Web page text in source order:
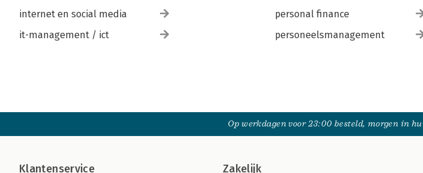
internet en social media
it-management / ict
personal finance
personeelsmanagement
Op werkdagen voor 23:00 besteld, morgen in
Klantenservice Zakelijk